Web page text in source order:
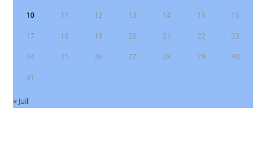
10 11 12 13 14 15 16
17 18 19 20 21 22 23
24 25 26 27 28 29 30
31
« Juil